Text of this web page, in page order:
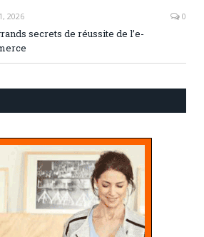
2026 0
secrets de réussite de l’e-